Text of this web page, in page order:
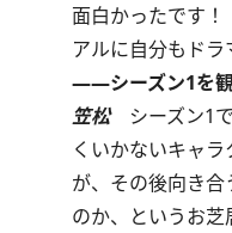
面白かったです
アルに自分もドラ
――シーズン1を観
笠松シーズン1で
くいかないキャ
が、その後向き
のか、というお芝